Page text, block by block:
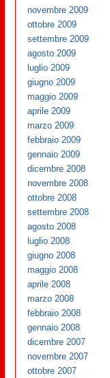
novembre 2009
ottobre 2009
settembre 2009
agosto 2009
luglio 2009
giugno 2009
maggio 2009
aprile 2009
marzo 2009
febbraio 2009
gennaio 2009
dicembre 2008
novembre 2008
ottobre 2008
settembre 2008
agosto 2008
luglio 2008
giugno 2008
maggio 2008
aprile 2008
marzo 2008
febbraio 2008
gennaio 2008
dicembre 2007
novembre 2007
ottobre 2007